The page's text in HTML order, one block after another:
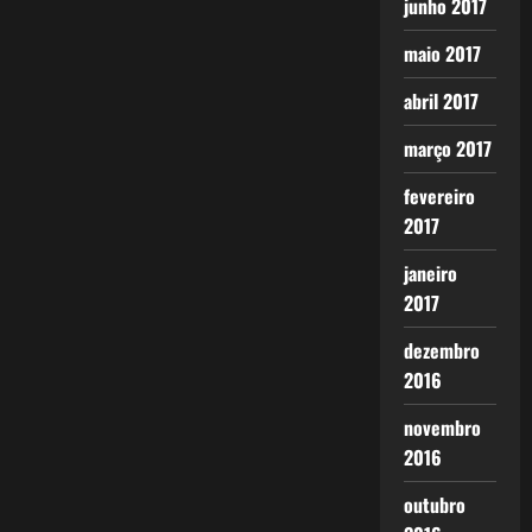
junho 2017
maio 2017
abril 2017
março 2017
fevereiro
2017
janeiro
2017
dezembro
2016
novembro
2016
outubro